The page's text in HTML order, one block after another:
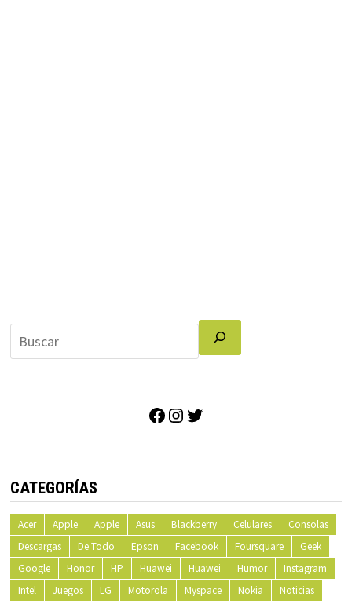
Facebook
Instagram
CATEGORÍAS
Acer Apple Apple Asus Blackberry Celulares
Consolas
Descargas
De Todo Epson Facebook Foursquare
Geek
Google
Honor HP Huawei Huawei Humor
Instagram
Intel
Juegos LG Motorola Myspace Nokia
Noticias